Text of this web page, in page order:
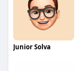
Junior Solva